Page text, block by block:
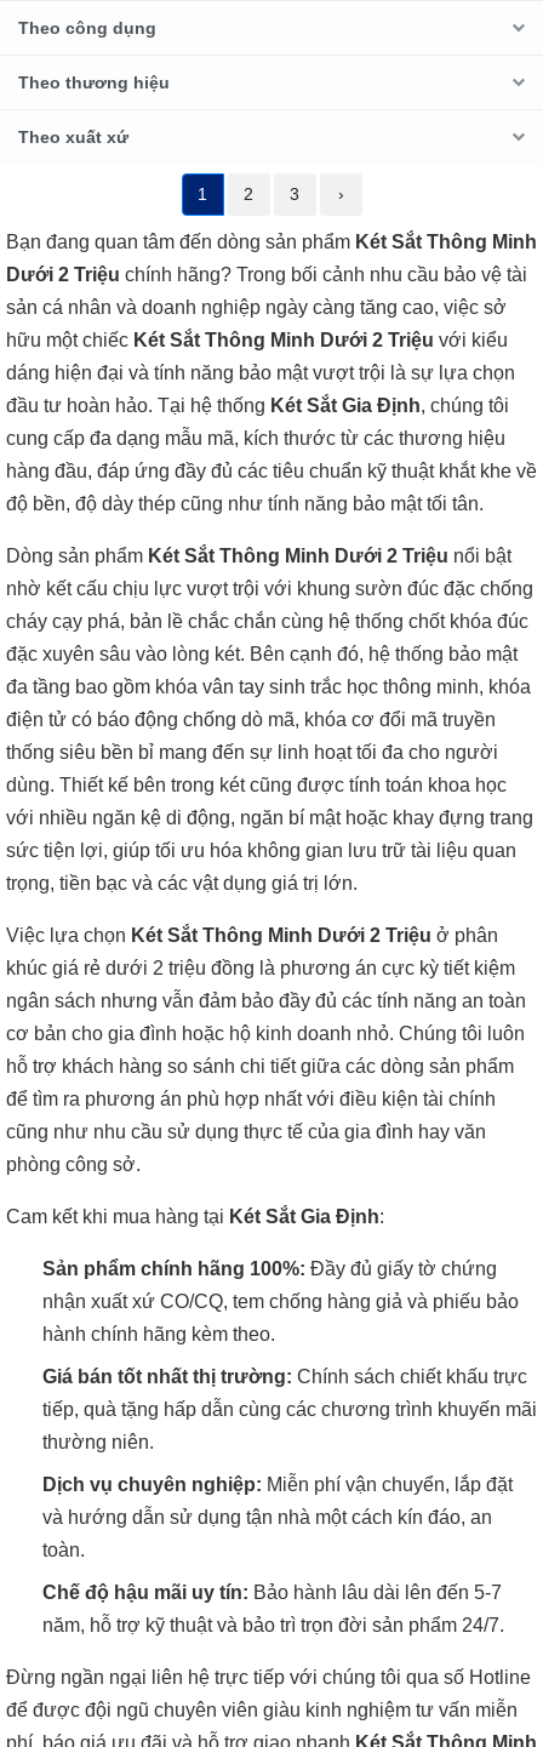
Theo công dụng
Theo thương hiệu
Theo xuất xứ
1 2 3 ›
Bạn đang quan tâm đến dòng sản phẩm Két Sắt Thông Minh
Dưới 2 Triệu chính hãng? Trong bối cảnh nhu cầu bảo vệ tài
sản cá nhân và doanh nghiệp ngày càng tăng cao, việc sở
hữu một chiếc Két Sắt Thông Minh Dưới 2 Triệu với kiểu
dáng hiện đại và tính năng bảo mật vượt trội là sự lựa chọn
đầu tư hoàn hảo. Tại hệ thống Két Sắt Gia Định, chúng tôi
cung cấp đa dạng mẫu mã, kích thước từ các thương hiệu
hàng đầu, đáp ứng đầy đủ các tiêu chuẩn kỹ thuật khắt khe về
độ bền, độ dày thép cũng như tính năng bảo mật tối tân.
Dòng sản phẩm Két Sắt Thông Minh Dưới 2 Triệu nổi bật
nhờ kết cấu chịu lực vượt trội với khung sườn đúc đặc chống
cháy cạy phá, bản lề chắc chắn cùng hệ thống chốt khóa đúc
đặc xuyên sâu vào lòng két. Bên cạnh đó, hệ thống bảo mật
đa tầng bao gồm khóa vân tay sinh trắc học thông minh, khóa
điện tử có báo động chống dò mã, khóa cơ đổi mã truyền
thống siêu bền bỉ mang đến sự linh hoạt tối đa cho người
dùng. Thiết kế bên trong két cũng được tính toán khoa học
với nhiều ngăn kệ di động, ngăn bí mật hoặc khay đựng trang
sức tiện lợi, giúp tối ưu hóa không gian lưu trữ tài liệu quan
trọng, tiền bạc và các vật dụng giá trị lớn.
Việc lựa chọn Két Sắt Thông Minh Dưới 2 Triệu ở phân
khúc giá rẻ dưới 2 triệu đồng là phương án cực kỳ tiết kiệm
ngân sách nhưng vẫn đảm bảo đầy đủ các tính năng an toàn
cơ bản cho gia đình hoặc hộ kinh doanh nhỏ. Chúng tôi luôn
hỗ trợ khách hàng so sánh chi tiết giữa các dòng sản phẩm
để tìm ra phương án phù hợp nhất với điều kiện tài chính
cũng như nhu cầu sử dụng thực tế của gia đình hay văn
phòng công sở.
Cam kết khi mua hàng tại Két Sắt Gia Định:
Sản phẩm chính hãng 100%: Đầy đủ giấy tờ chứng
nhận xuất xứ CO/CQ, tem chống hàng giả và phiếu bảo
hành chính hãng kèm theo.
Giá bán tốt nhất thị trường: Chính sách chiết khấu trực
tiếp, quà tặng hấp dẫn cùng các chương trình khuyến mãi
thường niên.
Dịch vụ chuyên nghiệp: Miễn phí vận chuyển, lắp đặt
và hướng dẫn sử dụng tận nhà một cách kín đáo, an
toàn.
Chế độ hậu mãi uy tín: Bảo hành lâu dài lên đến 5-7
năm, hỗ trợ kỹ thuật và bảo trì trọn đời sản phẩm 24/7.
Đừng ngần ngại liên hệ trực tiếp với chúng tôi qua số Hotline
để được đội ngũ chuyên viên giàu kinh nghiệm tư vấn miễn
phí, báo giá ưu đãi và hỗ trợ giao nhanh Két Sắt Thông Minh